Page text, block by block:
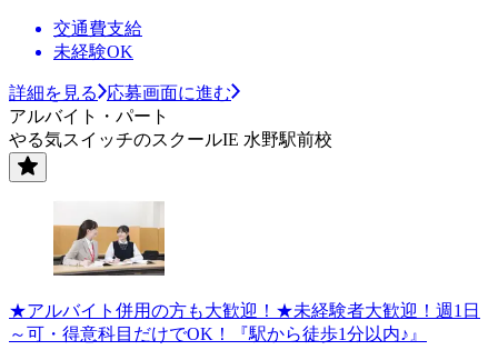
交通費支給
未経験OK
詳細を見る
応募画面に進む
アルバイト・パート
やる気スイッチのスクールIE 水野駅前校
★アルバイト併用の方も大歓迎！★未経験者大歓迎！週1日
～可・得意科目だけでOK！『駅から徒歩1分以内♪』